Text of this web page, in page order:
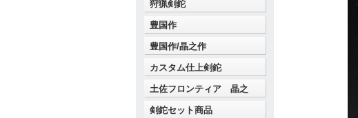
狩猟剣鉈
豊国作
豊国作/晶之作
カスタム仕上剣鉈
土佐フロンティア 晶之
剣鉈セット商品